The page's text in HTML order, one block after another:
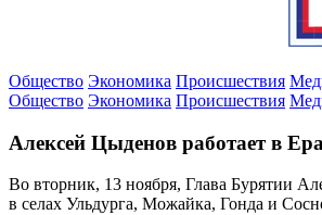
Общество Экономика Происшествия
Общество Экономика Происшествия
Алексей Цыденов работает в
Во вторник, 13 ноября, Глава Бурятии
в селах Ульдурга, Можайка, Гонда и